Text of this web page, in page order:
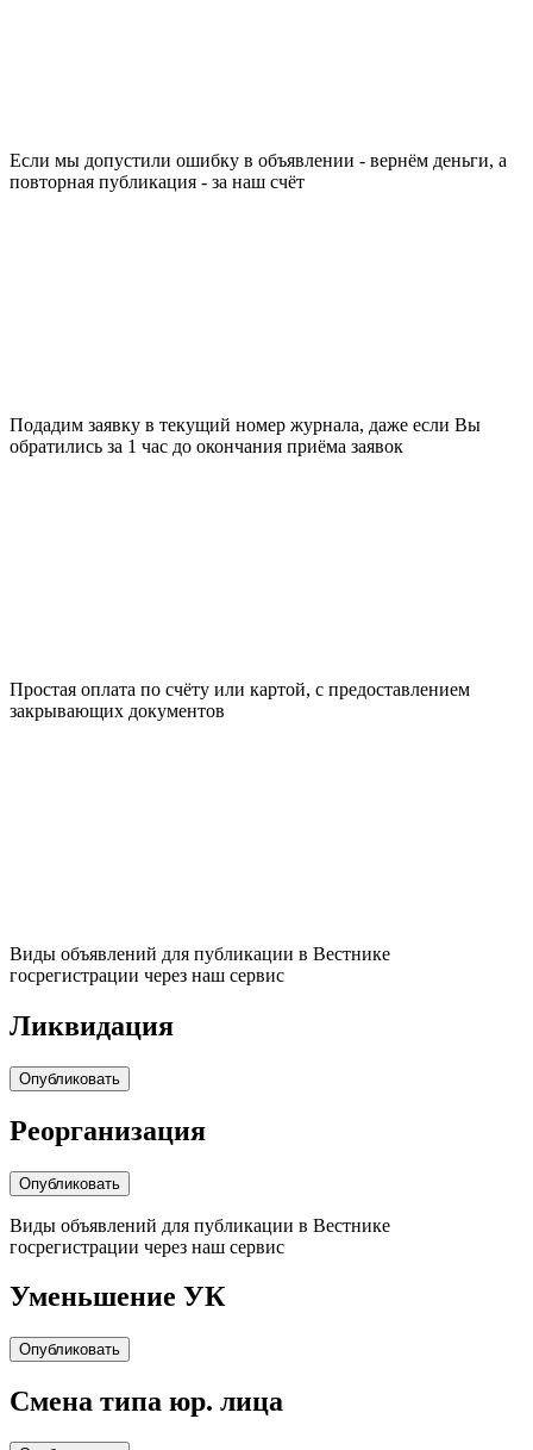
Если мы допустили ошибку в объявлении - вернём деньги, а
повторная публикация - за наш счёт
Подадим заявку в текущий номер журнала, даже если Вы
обратились за 1 час до окончания приёма заявок
Простая оплата по счёту или картой, с предоставлением
закрывающих документов
Виды объявлений для публикации в Вестнике
госрегистрации через наш сервис
Ликвидация
Опубликовать
Реорганизация
Опубликовать
Виды объявлений для публикации в Вестнике
госрегистрации через наш сервис
Уменьшение УК
Опубликовать
Cмена типа юр. лица